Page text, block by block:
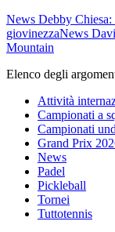
News Debby Chiesa:
giovinezzaNews
Mountain
Elenco degli
Attività
Campionati a
Campionati
Grand Prix
News
Padel
Pickleball
Tornei
Tuttotennis